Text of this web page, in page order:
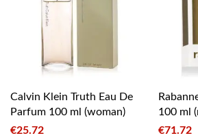
Calvin Klein Truth Eau De
Parfum 100 ml (woman)
€25.72
100 ml
€71.72